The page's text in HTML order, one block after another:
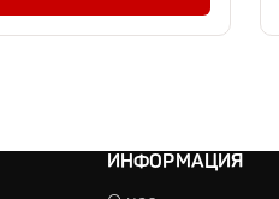
ИНФОРМАЦИЯ